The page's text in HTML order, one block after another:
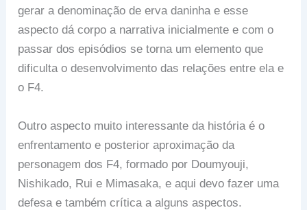
gerar a denominação de erva daninha e esse
aspecto dá corpo a narrativa inicialmente e com o
passar dos episódios se torna um elemento que
dificulta o desenvolvimento das relações entre ela e
o F4.
Outro aspecto muito interessante da história é o
enfrentamento e posterior aproximação da
personagem dos F4, formado por Doumyouji,
Nishikado, Rui e Mimasaka, e aqui devo fazer uma
defesa e também crítica a alguns aspectos.